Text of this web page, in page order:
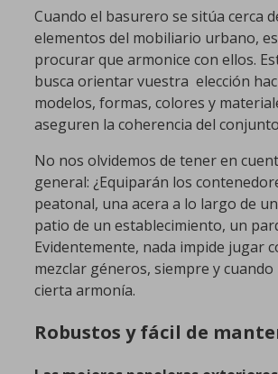
Cuando el basurero se sitúa cerca
elementos del mobiliario urbano,
procurar que armonice con ellos.
busca orientar vuestra elección
modelos, formas, colores y
aseguren la coherencia del
No nos olvidemos de tener en
general: ¿Equiparán los
peatonal, una acera a lo largo de
patio de un establecimiento, un
Evidentemente, nada impide jugar
mezclar géneros, siempre y cuando
cierta armonía.
Robustos y fácil de